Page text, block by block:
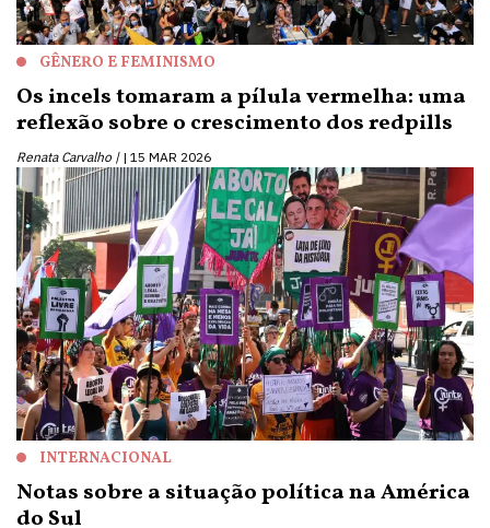
GÊNERO E FEMINISMO
Os incels tomaram a pílula vermelha: uma
reflexão sobre o crescimento dos redpills
Renata Carvalho | 15 MAR 2026
INTERNACIONAL
Notas sobre a situação política na América
do Sul